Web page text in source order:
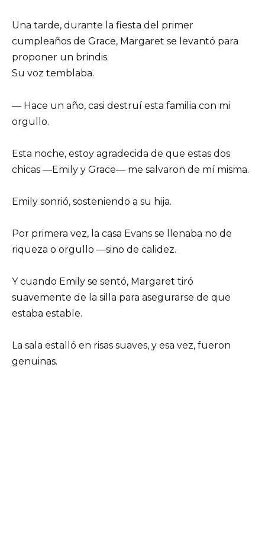
Una tarde, durante la fiesta del primer
cumpleaños de Grace, Margaret se levantó para
proponer un brindis.
Su voz temblaba.
— Hace un año, casi destruí esta familia con mi
orgullo.
Esta noche, estoy agradecida de que estas dos
chicas —Emily y Grace— me salvaron de mí misma.
Emily sonrió, sosteniendo a su hija.
Por primera vez, la casa Evans se llenaba no de
riqueza o orgullo —sino de calidez.
Y cuando Emily se sentó, Margaret tiró
suavemente de la silla para asegurarse de que
estaba estable.
La sala estalló en risas suaves, y esa vez, fueron
genuinas.